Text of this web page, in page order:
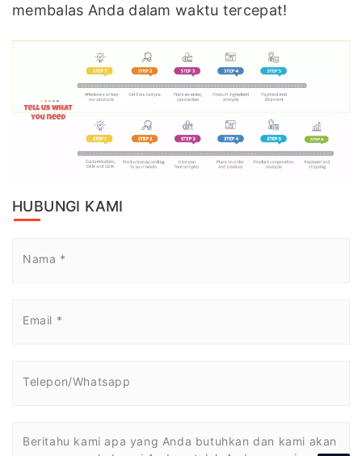
membalas Anda dalam waktu tercepat!
HUBUNGI KAMI